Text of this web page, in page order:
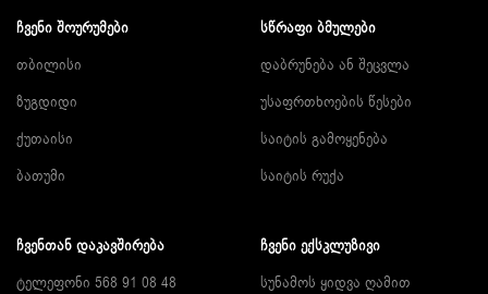
ᲩᲕᲔᲜᲘ ᲨᲝᲣᲠᲣᲛᲔᲑᲘ
თბილისი
ზუგდიდი
ქუთაისი
ბათუმი
ᲡᲬᲠᲐᲤᲘ ᲑᲛᲣᲚᲔᲑᲘ
დაბრუნება ან შეცვლა
უსაფრთხოების წესები
საიტის გამოყენება
საიტის რუქა
ᲩᲕᲔᲜᲗᲐᲜ ᲓᲐᲙᲐᲕᲨᲘᲠᲔᲑᲐ
ტელეფონი 568 91 08 48
ᲩᲕᲔᲜᲘ ᲔᲥᲡᲙᲚᲣᲖᲘᲕᲘ
სუნამოს ყიდვა ღამით